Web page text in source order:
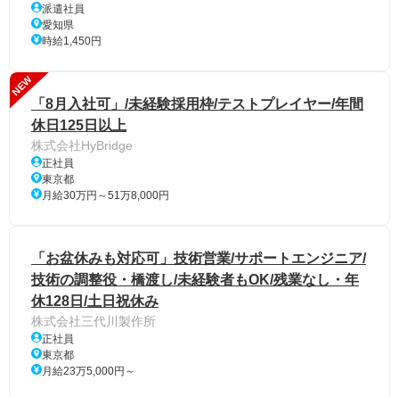
派遣社員
愛知県
時給1,450円
NEW
「8月入社可」/未経験採用枠/テストプレイヤー/年間
休日125日以上
株式会社HyBridge
正社員
東京都
月給30万円～51万8,000円
「お盆休みも対応可」技術営業/サポートエンジニア/
技術の調整役・橋渡し/未経験者もOK/残業なし・年
休128日/土日祝休み
株式会社三代川製作所
正社員
東京都
月給23万5,000円～